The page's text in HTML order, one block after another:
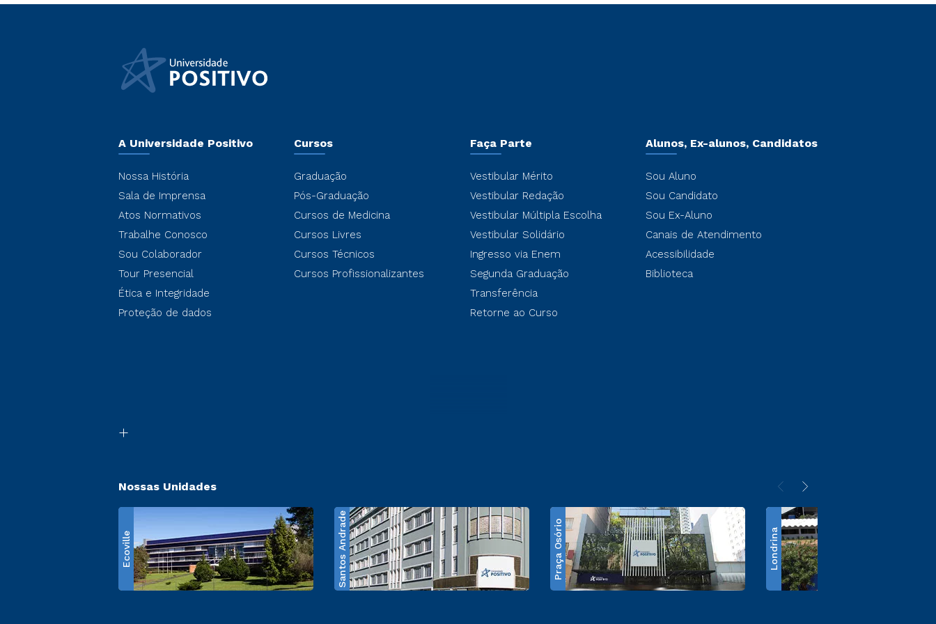
A Universidade Positivo
Nossa História
Sala de Imprensa
Atos Normativos
Trabalhe Conosco
Sou Colaborador
Tour Presencial
Ética e Integridade
Proteção de dados
Cursos
Graduação
Pós-Graduação
Cursos de Medicina
Cursos Livres
Cursos Técnicos
Cursos Profissionalizantes
Faça Parte
Vestibular Mérito
Vestibular Redação
Vestibular Múltipla Escolha
Vestibular Solidário
Ingresso via Enem
Segunda Graduação
Transferência
Retorne ao Curso
Alunos, Ex-alunos, Candidatos
Sou Aluno
Sou Candidato
Sou Ex-Aluno
Canais de Atendimento
Acessibilidade
Biblioteca
Nossas Unidades
Ecoville Santos Andrade Praça Osório Londrina